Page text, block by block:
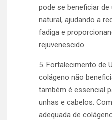
pode se beneficiar
natural, ajudando a
fadiga e
rejuvenescido.
5. Fortalecimento de
colágeno não
também é essencial
unhas e cabelos.
adequada de